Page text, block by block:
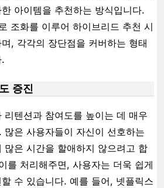
아이템을 추천하는 방식입니다.
조화를 이루어 하이브리드 추천 시
, 각각의 장단점을 커버하는 형태
증진
리텐션과 참여도를 높이는 데 매우
많은 사용자들이 자신이 선호하는
많은 시간을 할애하지 않으려고 합
를 처리해주면, 사용자는 더욱 쉽게
수 있습니다. 예를 들어, 넷플릭스